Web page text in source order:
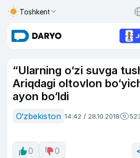
Toshkent
“Ularning o‘zi suvga
Ariqdagi oltovlon
ayon bo‘ldi
O‘zbekiston 14:42 / 28.10.2018
0 0